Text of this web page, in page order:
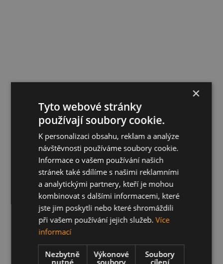
×
Tyto webové stránky
používají soubory cookie.
K personalizaci obsahu, reklam a analýze
návštěvnosti používáme soubory cookie.
Informace o vašem používání našich
stránek také sdílíme s našimi reklamními
a analytickými partnery, kteří je mohou
kombinovat s dalšími informacemi, které
jste jim poskytli nebo které shromáždili
při vašem používání jejich služeb.Více
informací
Nezbytně
nutné
Výkonové
soubory
Soubory
cílení